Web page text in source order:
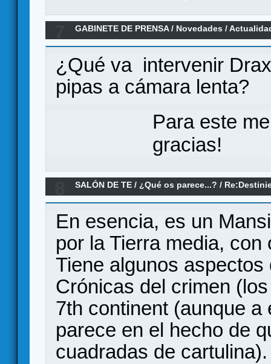
GABINETE DE PRENSA/ Novedades /
¿Qué va intervenir
pipas a cámara lenta?
Para este
gracias!
SALÓN DE TE / ¿Qué os parece...? /
En esencia, es un
por la Tierra media, con
Tiene algunos
Crónicas del crimen
7th continent (aunque
parece en el hecho de
cuadradas de cartulina).